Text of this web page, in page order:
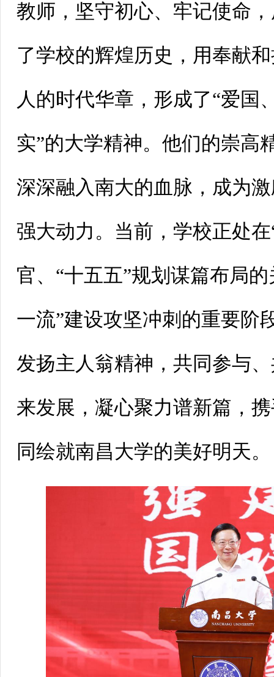
教师，坚守初心、牢记使命
了学校的辉煌历史，用奉献
人的时代华章，形成了“爱国
实”的大学精神。他们的崇高
深深融入南大的血脉，成为
强大动力。当前，学校正处
官、“十五五”规划谋篇布局
一流”建设攻坚冲刺的重要阶
发扬主人翁精神，共同参与
来发展，凝心聚力谱新篇，
同绘就南昌大学的美好明天。